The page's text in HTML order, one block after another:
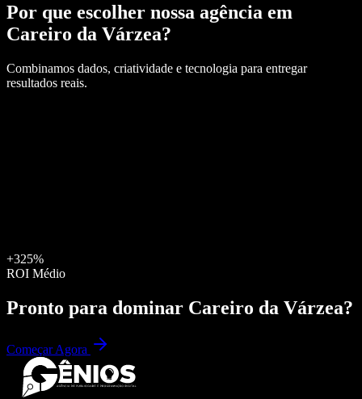
Por que escolher nossa agência em
Careiro da Várzea?
Combinamos dados, criatividade e tecnologia para entregar
resultados reais.
+325%
ROI Médio
Pronto para dominar Careiro da Várzea?
Começar Agora